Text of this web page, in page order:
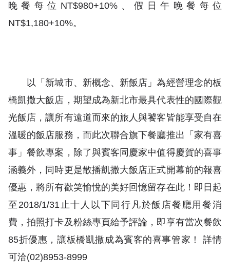
晚餐每位NT$980+10%、假日午晚餐每位
NT$1,180+10%。
以「新城市、新概念、新飯店」為經營理念的板
橋凱撒大飯店，期望成為新北市最具代表性的國際觀
光飯店，讓所有遠道而來的旅人與饕客皆能享受自在
溫暖的飯店服務，而此次聯合旗下餐廳推出「家有喜
事」餐飲專案，除了與賓客同慶家中值得慶賀的喜事
涵義外，同時更是散播凱撒大飯店正式開幕前的報喜
優惠，將所有歡笑愉悅的美好回憶留存在此！即日起
至2018/1/31止十人以下同行凡於飯店餐廳用餐消
費，拍照打卡及粉絲專頁給予評論，即享有當次餐飲
85折優惠，讓板橋凱撒成為賓客的喜事管家！ 詳情
可洽(02)8953-8999